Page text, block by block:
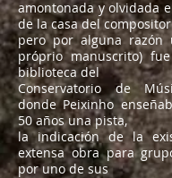
amontonada y olvidada
de la casa del compositor
pero por alguna razón
próprio manuscrito)
biblioteca del
Conservatorio de
donde Peixinho
50 años una pista,
la indicación de la
extensa obra para
por uno de sus